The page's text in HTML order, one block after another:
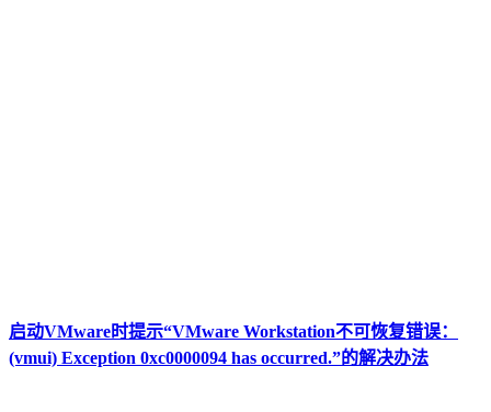
启动VMware时提示“VMware Workstation不可恢复错误：
(vmui) Exception 0xc0000094 has occurred.”的解决办法